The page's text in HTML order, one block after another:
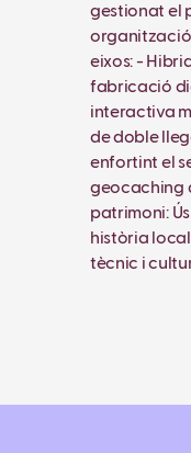
gestionat el
organització
eixos: -
fabricació
interactiva
de doble
enfortint el
geocaching
patrimoni:
història
tècnic i